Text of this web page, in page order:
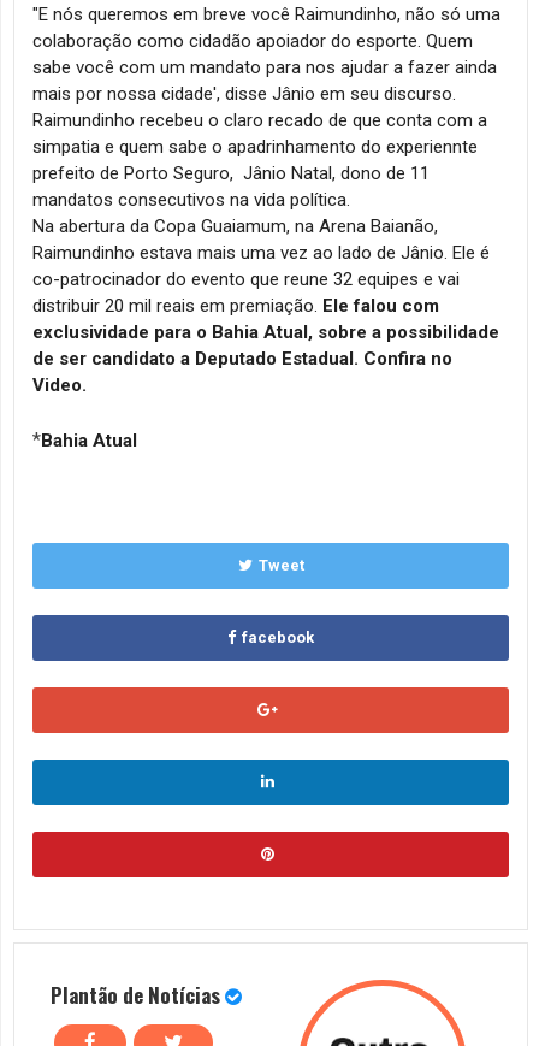
"E nós queremos em breve você Raimundinho, não só uma
colaboração como cidadão apoiador do esporte. Quem
sabe você com um mandato para nos ajudar a fazer ainda
mais por nossa cidade', disse Jânio em seu discurso.
Raimundinho recebeu o claro recado de que conta com a
simpatia e quem sabe o apadrinhamento do experiennte
prefeito de Porto Seguro, Jânio Natal, dono de 11
mandatos consecutivos na vida política.
Na abertura da Copa Guaiamum, na Arena Baianão,
Raimundinho estava mais uma vez ao lado de Jânio. Ele é
co-patrocinador do evento que reune 32 equipes e vai
distribuir 20 mil reais em premiação. Ele falou com
exclusividade para o Bahia Atual, sobre a possibilidade
de ser candidato a Deputado Estadual. Confira no
Video.
*Bahia Atual
Tweet
facebook
Plantão de Notícias